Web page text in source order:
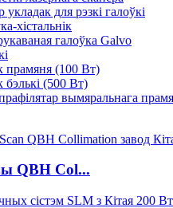
для рэзкі галоўкі
хістальнік
галоўка Galvo
прамяня (100 Вт)
бэлькі (500 Вт)
вымяральнага
QBH Col...